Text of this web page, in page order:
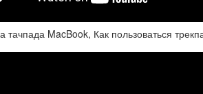
тачпада MacBook, Как пользоваться